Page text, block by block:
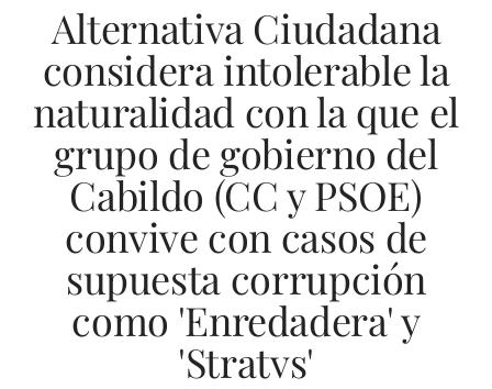
Alternativa Ciudadana
considera intolerable la
naturalidad con la que el
grupo de gobierno del
Cabildo (CC y PSOE)
convive con casos de
supuesta corrupción
como 'Enredadera' y
'Stratvs'